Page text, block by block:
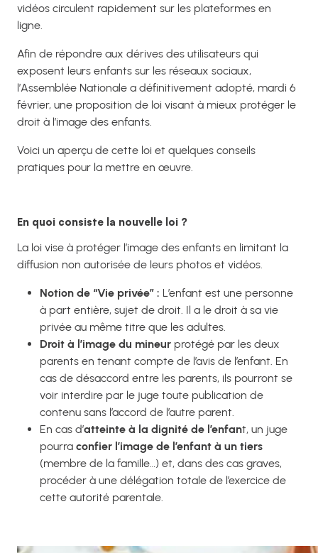
vidéos circulent rapidement sur les plateformes en
ligne.
Afin de répondre aux dérives des utilisateurs qui
exposent leurs enfants sur les réseaux sociaux,
l’Assemblée Nationale a définitivement adopté, mardi 6
février, une proposition de loi visant à mieux protéger le
droit à l’image des enfants.
Voici un aperçu de cette loi et quelques conseils
pratiques pour la mettre en œuvre.
En quoi consiste la nouvelle loi ?
La loi vise à protéger l’image des enfants en limitant la
diffusion non autorisée de leurs photos et vidéos.
Notion de “Vie privée” : L’enfant est une personne
à part entière, sujet de droit. Il a le droit à sa vie
privée au même titre que les adultes.
Droit à l’image du mineur protégé par les deux
parents en tenant compte de l’avis de l’enfant. En
cas de désaccord entre les parents, ils pourront se
voir interdire par le juge toute publication de
contenu sans l’accord de l’autre parent.
En cas d’atteinte à la dignité de l’enfant, un juge
pourra confier l’image de l’enfant à un tiers
(membre de la famille…) et, dans des cas graves,
procéder à une délégation totale de l’exercice de
cette autorité parentale.